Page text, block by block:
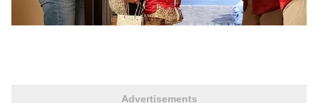
Advertisements